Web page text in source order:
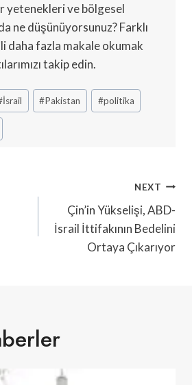
yetenekleri ve bölgesel
ne düşünüyorsunuz? Farklı
daha fazla makale okumak
takip edin.
İsrail #Pakistan #politika
NEXT
Çin’in Yükselişi, ABD-
İsrail İttifakının Bedelini
Ortaya Çıkarıyor